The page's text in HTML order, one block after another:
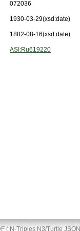
072036
1930-03-29(xsd:date)
1882-08-16(xsd:date)
ASI:Ru619220
( N-Triples N3/Turtle JSON